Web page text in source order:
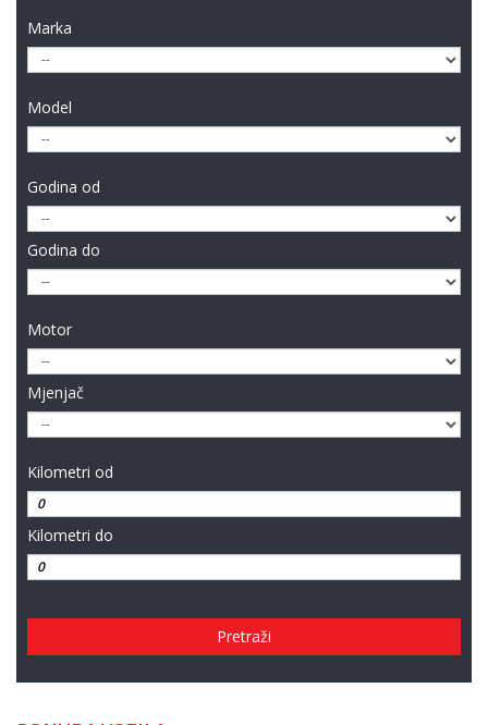
Marka
Model
Godina od
Godina do
Motor
Mjenjač
Kilometri od
Kilometri do
Pretraži